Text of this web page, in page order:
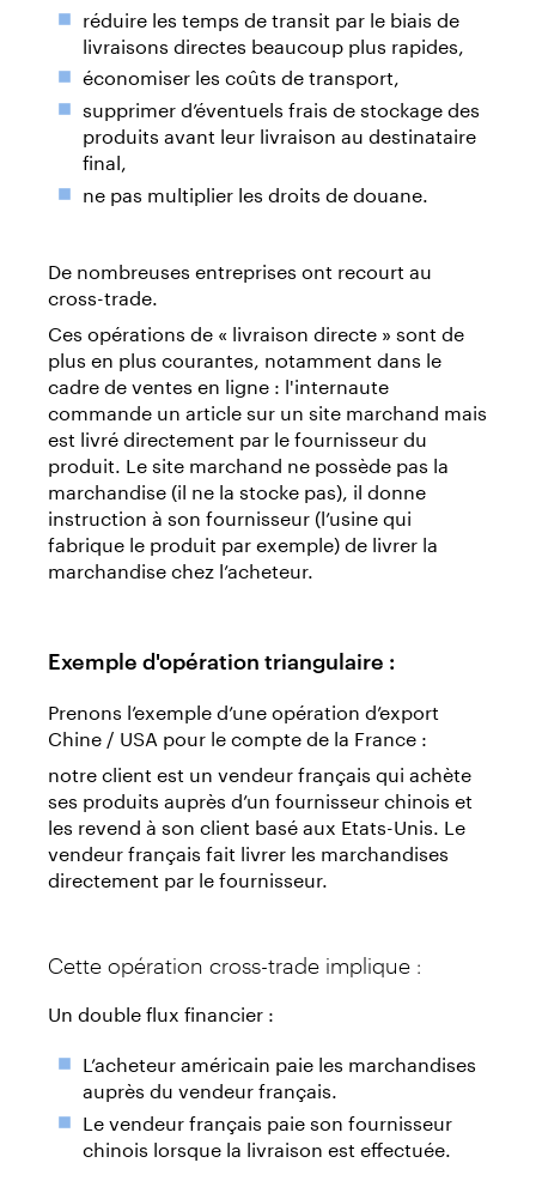
réduire les temps de transit par le biais de
livraisons directes beaucoup plus rapides,
économiser les coûts de transport,
supprimer d’éventuels frais de stockage des
produits avant leur livraison au destinataire
final,
ne pas multiplier les droits de douane.
De nombreuses entreprises ont recourt au
cross-trade.
Ces opérations de « livraison directe » sont de
plus en plus courantes, notamment dans le
cadre de ventes en ligne : l'internaute
commande un article sur un site marchand mais
est livré directement par le fournisseur du
produit. Le site marchand ne possède pas la
marchandise (il ne la stocke pas), il donne
instruction à son fournisseur (l’usine qui
fabrique le produit par exemple) de livrer la
marchandise chez l’acheteur.
Exemple d'opération triangulaire :
Prenons l’exemple d’une opération d’export
Chine / USA pour le compte de la France :
notre client est un vendeur français qui achète
ses produits auprès d’un fournisseur chinois et
les revend à son client basé aux Etats-Unis. Le
vendeur français fait livrer les marchandises
directement par le fournisseur.
Cette opération cross-trade implique :
Un double flux financier :
L’acheteur américain paie les marchandises
auprès du vendeur français.
Le vendeur français paie son fournisseur
chinois lorsque la livraison est effectuée.